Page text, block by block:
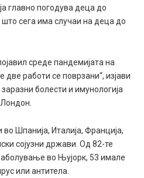
главно погодува деца до
сега има случаи на деца до
среде пандемијата на
работи се поврзани“, изјави
болести и имунологија
во Шпанија, Италија, Франција,
сојузни држави. Од 82-те
во Њујорк, 53 имале
или антитела.